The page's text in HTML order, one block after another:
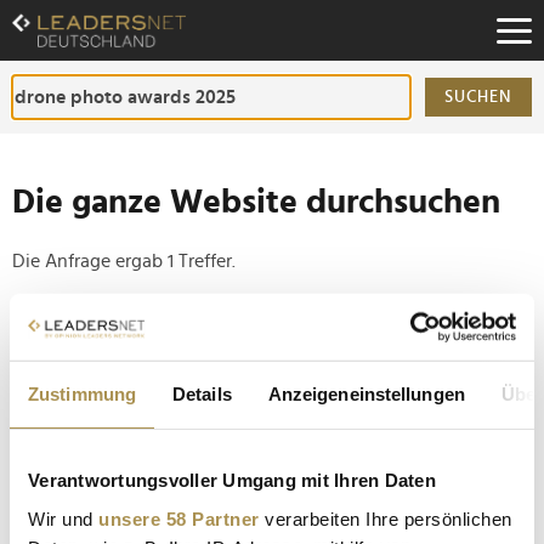
Zustimmung Details Anzeigeneinstellungen
Verantwortungsvoller Umgang mit Ihren Daten
Wir und unsere 58 Partner verarbeiten Ihre persönlichen
Zum
Inhalt
Zur
Fußzeilen-
Navigation
SUCHEN
Die ganze Website durchsuchen
Die Anfrage ergab 1 Treffer.
Tipp
Setzen Sie die gesuchten Wörter zwischen
Anführungszeichen: zb "Vorname Nachname".
Deutscher Dennis Schmelz schießt bestes
Drohnenfoto des Jahres